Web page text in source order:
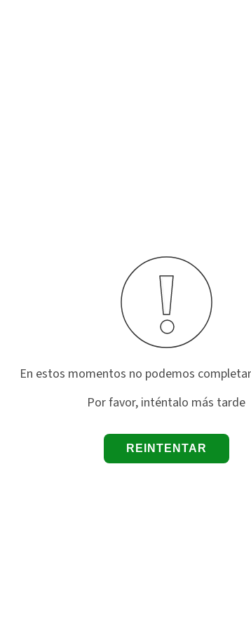
En estos momentos no podemos
Por favor, inténtalo más tarde
REINTENTAR